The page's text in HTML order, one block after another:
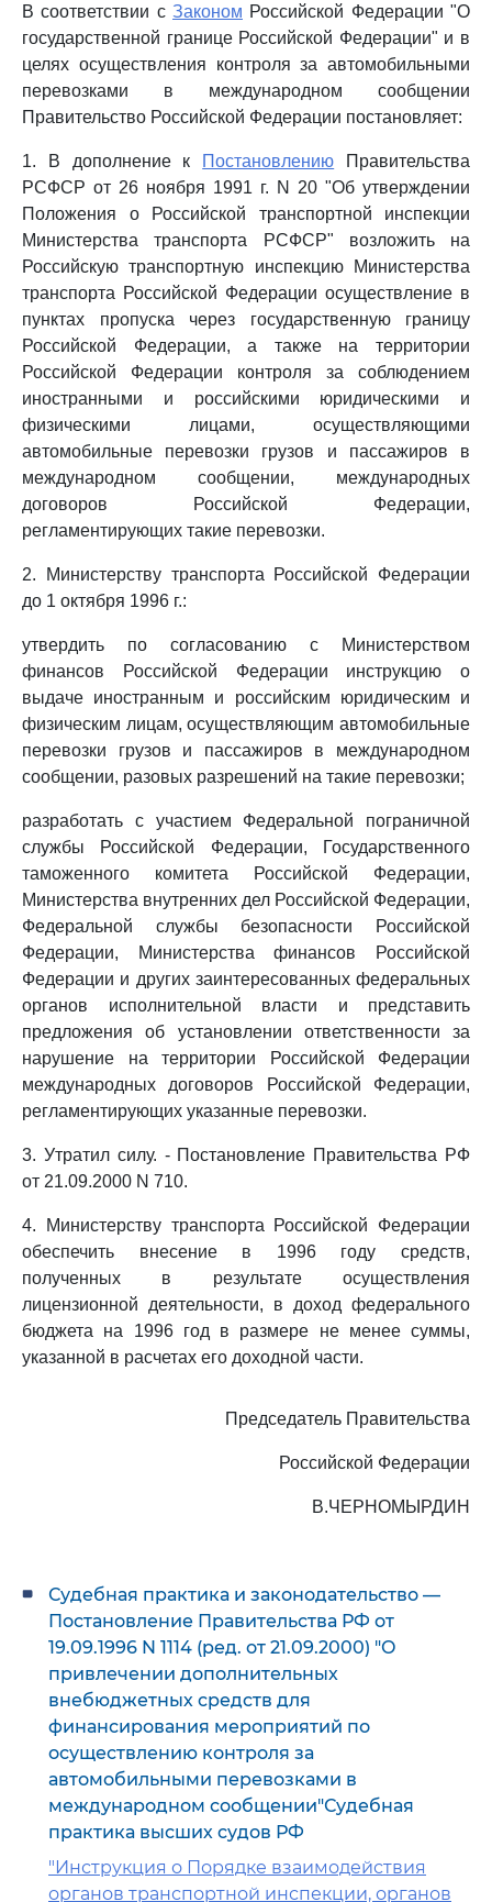
В соответствии с Законом Российской Федерации "О
государственной границе Российской Федерации" и в
целях осуществления контроля за автомобильными
перевозками в международном сообщении
Правительство Российской Федерации постановляет:
1. В дополнение к Постановлению Правительства
РСФСР от 26 ноября 1991 г. N 20 "Об утверждении
Положения о Российской транспортной инспекции
Министерства транспорта РСФСР" возложить на
Российскую транспортную инспекцию Министерства
транспорта Российской Федерации осуществление в
пунктах пропуска через государственную границу
Российской Федерации, а также на территории
Российской Федерации контроля за соблюдением
иностранными и российскими юридическими и
физическими лицами, осуществляющими
автомобильные перевозки грузов и пассажиров в
международном сообщении, международных
договоров Российской Федерации,
регламентирующих такие перевозки.
2. Министерству транспорта Российской Федерации
до 1 октября 1996 г.:
утвердить по согласованию с Министерством
финансов Российской Федерации инструкцию о
выдаче иностранным и российским юридическим и
физическим лицам, осуществляющим автомобильные
перевозки грузов и пассажиров в международном
сообщении, разовых разрешений на такие перевозки;
разработать с участием Федеральной пограничной
службы Российской Федерации, Государственного
таможенного комитета Российской Федерации,
Министерства внутренних дел Российской Федерации,
Федеральной службы безопасности Российской
Федерации, Министерства финансов Российской
Федерации и других заинтересованных федеральных
органов исполнительной власти и представить
предложения об установлении ответственности за
нарушение на территории Российской Федерации
международных договоров Российской Федерации,
регламентирующих указанные перевозки.
3. Утратил силу. - Постановление Правительства РФ
от 21.09.2000 N 710.
4. Министерству транспорта Российской Федерации
обеспечить внесение в 1996 году средств,
полученных в результате осуществления
лицензионной деятельности, в доход федерального
бюджета на 1996 год в размере не менее суммы,
указанной в расчетах его доходной части.
Председатель Правительства
Российской Федерации
В.ЧЕРНОМЫРДИН
Судебная практика и законодательство —
Постановление Правительства РФ от
19.09.1996 N 1114 (ред. от 21.09.2000) "О
привлечении дополнительных
внебюджетных средств для
финансирования мероприятий по
осуществлению контроля за
автомобильными перевозками в
международном сообщении"Судебная
практика высших судов РФ
"Инструкция о Порядке взаимодействия
органов транспортной инспекции, органов